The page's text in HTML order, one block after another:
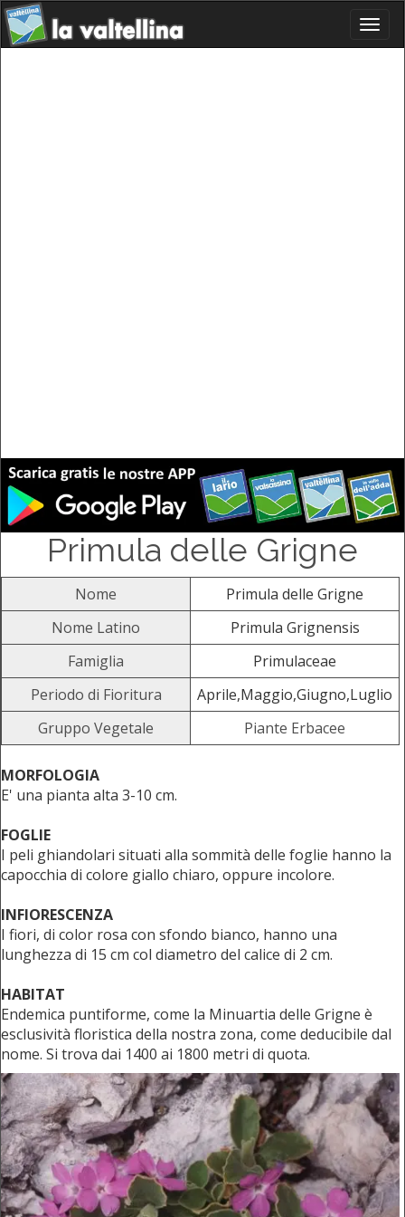
Primula delle Grigne
Nome
Primula delle Grigne
Nome Latino
Primula Grignensis
Famiglia
Primulaceae
Periodo di Fioritura
Aprile,Maggio,Giugno,Luglio
Gruppo Vegetale
Piante Erbacee
MORFOLOGIA
E' una pianta alta 3-10 cm.
FOGLIE
I peli ghiandolari situati alla sommità delle foglie hanno la
capocchia di colore giallo chiaro, oppure incolore.
INFIORESCENZA
I fiori, di color rosa con sfondo bianco, hanno una
lunghezza di 15 cm col diametro del calice di 2 cm.
HABITAT
Endemica puntiforme, come la Minuartia delle Grigne è
esclusività floristica della nostra zona, come deducibile dal
nome. Si trova dai 1400 ai 1800 metri di quota.